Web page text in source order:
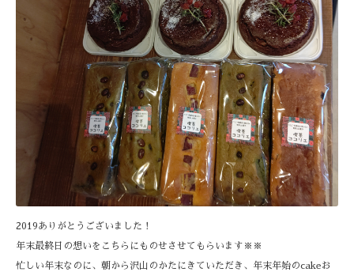
2019ありがとうございました！
年末最終日の想いをこちらにものせさせてもらいます※※
忙しい年末なのに、朝から沢山のかたにきていただき、年末年始のcakeお